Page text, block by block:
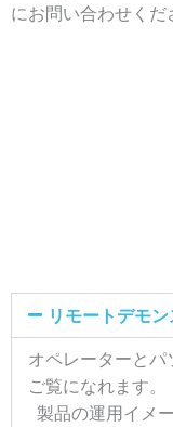
にお問い合わせくだ
リモートデモ
オペレーターと
ご覧になれます。
製品の運用イメ